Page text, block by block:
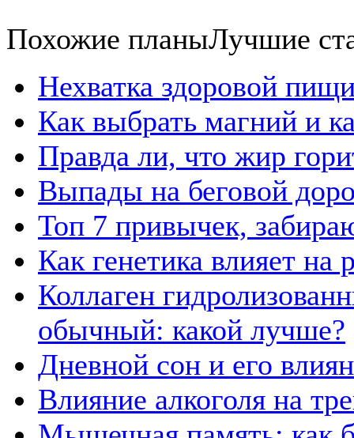
Похожие планыЛучшие
Нехватка здоровой
Как выбрать магний и
Правда ли, что жир
Выпады на беговой
Топ 7 привычек,
Как генетика влияет
Коллаген
обычный: какой лучше?
Дневной сон и его
Влияние алкоголя на